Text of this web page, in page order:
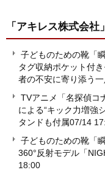
「アキレス株式会社」
子どものための靴「
タグ収納ポケット付
者の不安に寄り添う一
TVアニメ「名探偵
による“キック力増強
タンドも付属07/14
子どものための靴「
360°反射モデル「
18:00